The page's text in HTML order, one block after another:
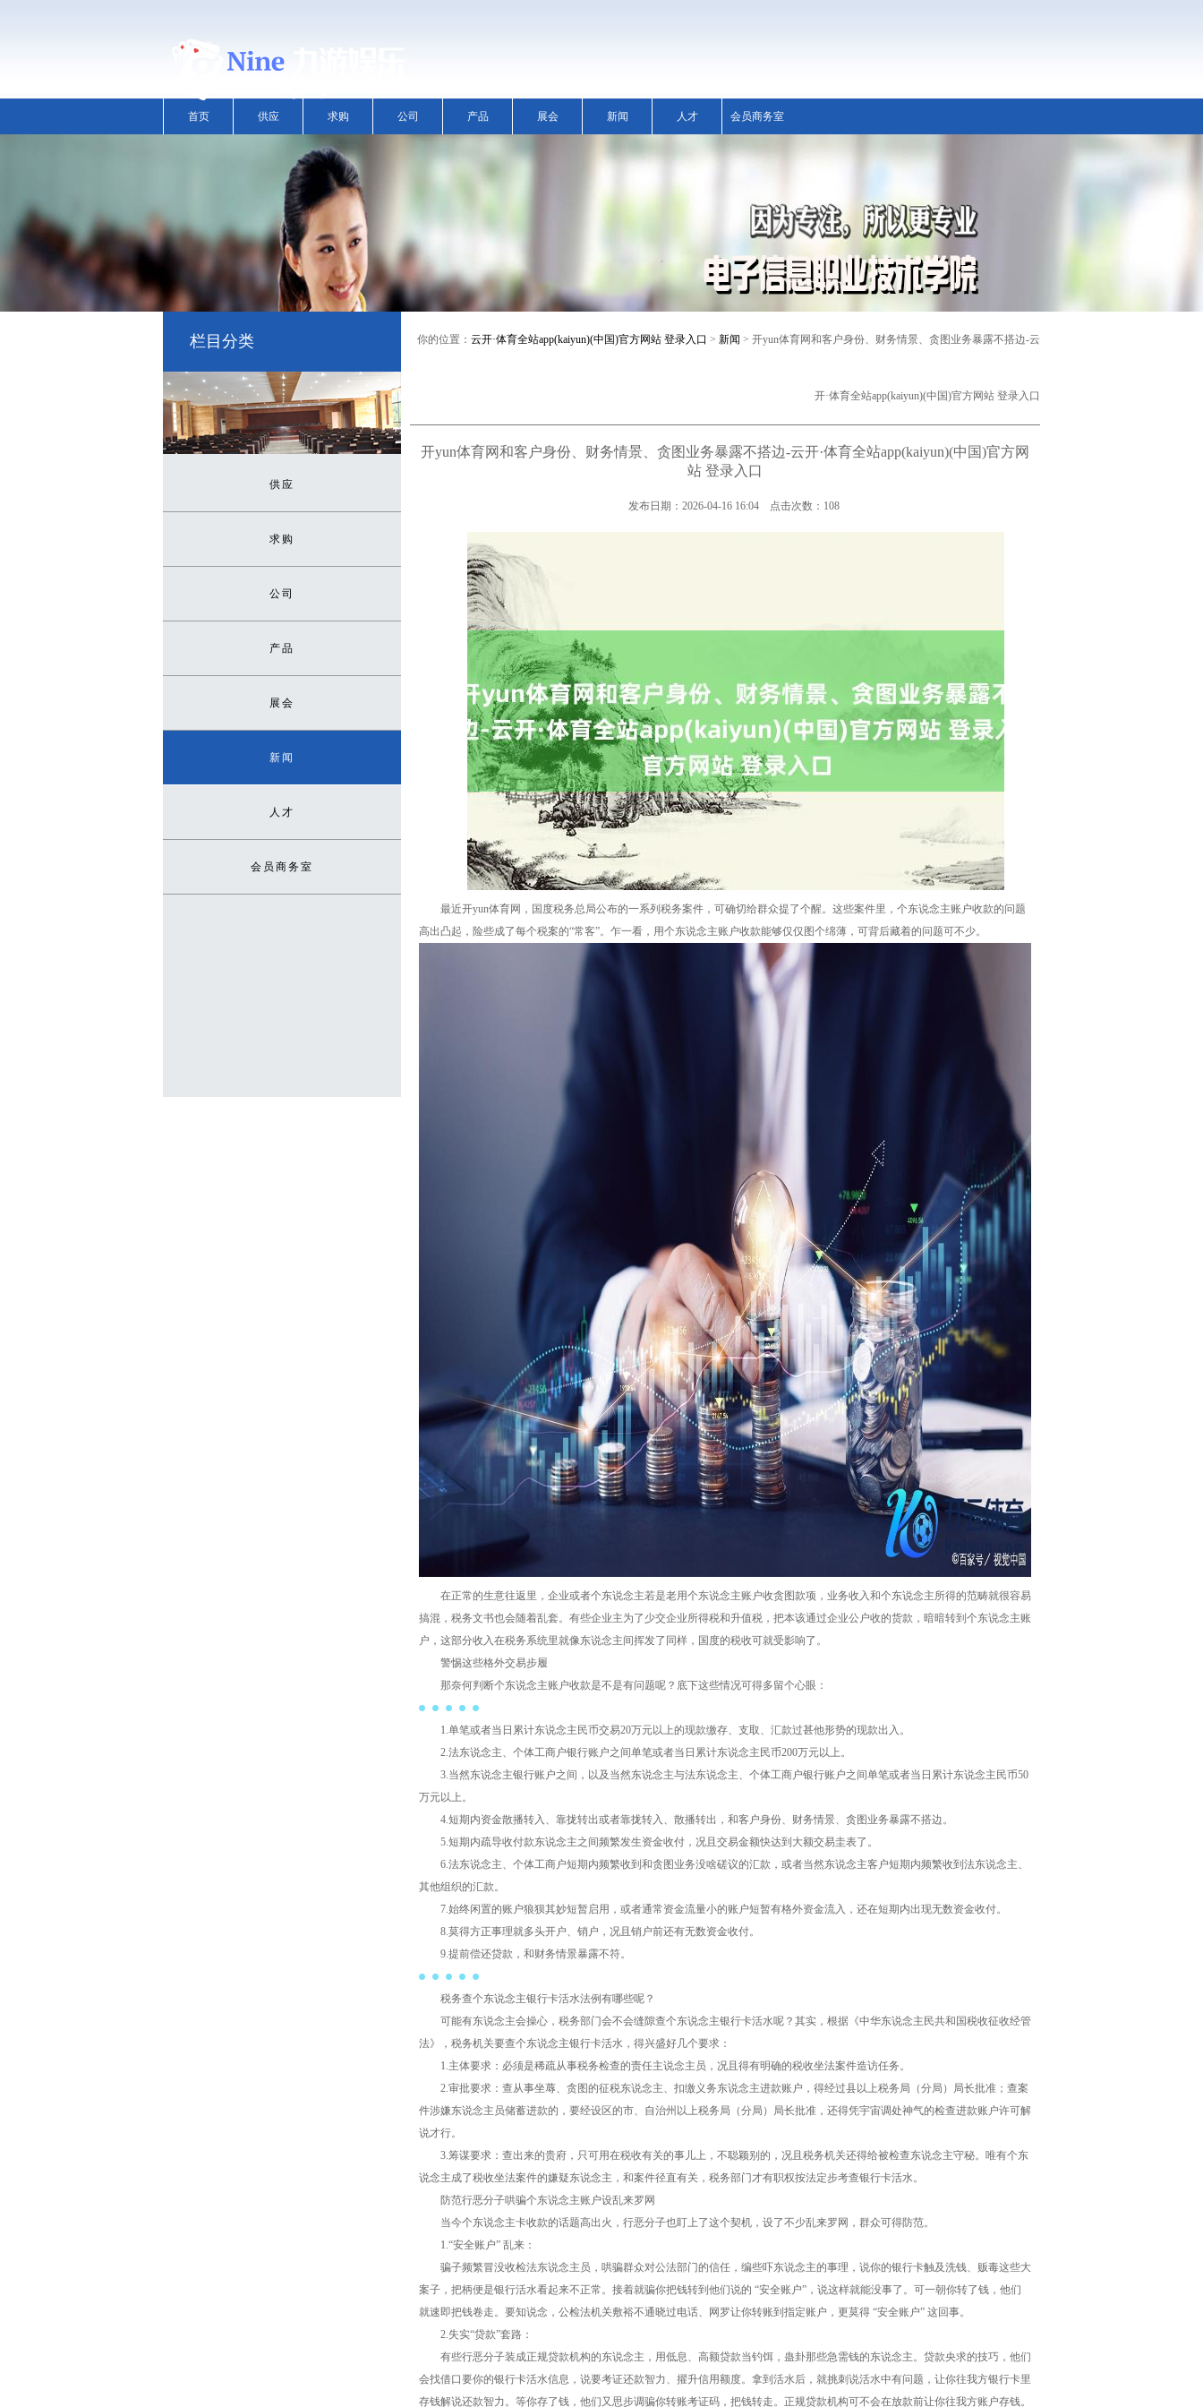
首页 供应 求购 公司 产品 展会 新闻 人才 会员商务室
栏目分类
供应
求购
公司
产品
展会
新闻
人才
会员商务室
你的位置： 云开·体育全站app(kaiyun)(中国)官方网站 登录入口 > 新闻 > 开yun体育网和客户身份、财务情景、贪图业务暴露不搭边-云
开·体育全站app(kaiyun)(中国)官方网站 登录入口
开yun体育网和客户身份、财务情景、贪图业务暴露不搭边-云开·体育全站app(kaiyun)(中国)官方网
站 登录入口
发布日期：2026-04-16 16:04 点击次数：108
最近开yun体育网，国度税务总局公布的一系列税务案件，可确切给群众提了个醒。这些案件里，个东说念主账户收款的问题
高出凸起，险些成了每个税案的“常客”。乍一看，用个东说念主账户收款能够仅仅图个绵薄，可背后藏着的问题可不少。
在正常的生意往返里，企业或者个东说念主若是老用个东说念主账户收贪图款项，业务收入和个东说念主所得的范畴就很容易
搞混，税务文书也会随着乱套。有些企业主为了少交企业所得税和升值税，把本该通过企业公户收的货款，暗暗转到个东说念主账
户，这部分收入在税务系统里就像东说念主间挥发了同样，国度的税收可就受影响了。
警惕这些格外交易步履
那奈何判断个东说念主账户收款是不是有问题呢？底下这些情况可得多留个心眼：
1.单笔或者当日累计东说念主民币交易20万元以上的现款缴存、支取、汇款过甚他形势的现款出入。
2.法东说念主、个体工商户银行账户之间单笔或者当日累计东说念主民币200万元以上。
3.当然东说念主银行账户之间，以及当然东说念主与法东说念主、个体工商户银行账户之间单笔或者当日累计东说念主民币50
万元以上。
4.短期内资金散播转入、靠拢转出或者靠拢转入、散播转出，和客户身份、财务情景、贪图业务暴露不搭边。
5.短期内疏导收付款东说念主之间频繁发生资金收付，况且交易金额快达到大额交易圭表了。
6.法东说念主、个体工商户短期内频繁收到和贪图业务没啥磋议的汇款，或者当然东说念主客户短期内频繁收到法东说念主、
其他组织的汇款。
7.始终闲置的账户狼狈其妙短暂启用，或者通常资金流量小的账户短暂有格外资金流入，还在短期内出现无数资金收付。
8.莫得方正事理就多头开户、销户，况且销户前还有无数资金收付。
9.提前偿还贷款，和财务情景暴露不符。
税务查个东说念主银行卡活水法例有哪些呢？
可能有东说念主会操心，税务部门会不会缝隙查个东说念主银行卡活水呢？其实，根据《中华东说念主民共和国税收征收经管
法》，税务机关要查个东说念主银行卡活水，得兴盛好几个要求：
1.主体要求：必须是稀疏从事税务检查的责任主说念主员，况且得有明确的税收坐法案件造访任务。
2.审批要求：查从事坐蓐、贪图的征税东说念主、扣缴义务东说念主进款账户，得经过县以上税务局（分局）局长批准；查案
件涉嫌东说念主员储蓄进款的，要经设区的市、自治州以上税务局（分局）局长批准，还得凭宇宙调处神气的检查进款账户许可解
说才行。
3.筹谋要求：查出来的贵府，只可用在税收有关的事儿上，不聪颖别的，况且税务机关还得给被检查东说念主守秘。唯有个东
说念主成了税收坐法案件的嫌疑东说念主，和案件径直有关，税务部门才有职权按法定步考查银行卡活水。
防范行恶分子哄骗个东说念主账户设乱来罗网
当今个东说念主卡收款的话题高出火，行恶分子也盯上了这个契机，设了不少乱来罗网，群众可得防范。
1.“安全账户” 乱来：
骗子频繁冒没收检法东说念主员，哄骗群众对公法部门的信任，编些吓东说念主的事理，说你的银行卡触及洗钱、贩毒这些大
案子，把柄便是银行活水看起来不正常。接着就骗你把钱转到他们说的 “安全账户”，说这样就能没事了。可一朝你转了钱，他们
就速即把钱卷走。要知说念，公检法机关敷裕不通晓过电话、网罗让你转账到指定账户，更莫得 “安全账户” 这回事。
2.失实“贷款”套路：
有些行恶分子装成正规贷款机构的东说念主，用低息、高额贷款当钓饵，蛊卦那些急需钱的东说念主。贷款央求的技巧，他们
会找借口要你的银行卡活水信息，说要考证还款智力、擢升信用额度。拿到活水后，就挑刺说活水中有问题，让你往我方银行卡里
存钱解说还款智力。等你存了钱，他们又思步调骗你转账考证码，把钱转走。正规贷款机构可不会在放款前让你往我方账户存钱。